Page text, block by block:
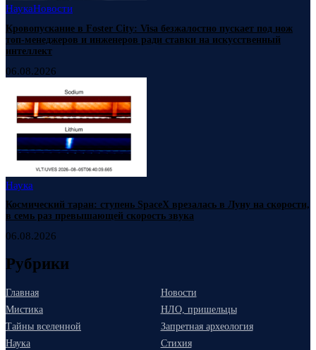
НаукаНовости
Кровопускание в Foster City: Visa безжалостно пускает под нож
топ-менеджеров и инженеров ради ставки на искусственный
интеллект
06.08.2026
Наука
Космический таран: ступень SpaceX врезалась в Луну на скорости,
в семь раз превышающей скорость звука
06.08.2026
Рубрики
Главная
Новости
Мистика
НЛО, пришельцы
Тайны вселенной
Запретная археология
Наука
Стихия